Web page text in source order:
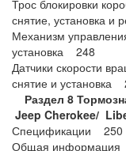
Трос блокировки
снятие, установка и
Механизм
установка 248
Датчики скорости
снятие и установка
Раздел 8
Jeep Cherokee/
Спецификации 250
Общая